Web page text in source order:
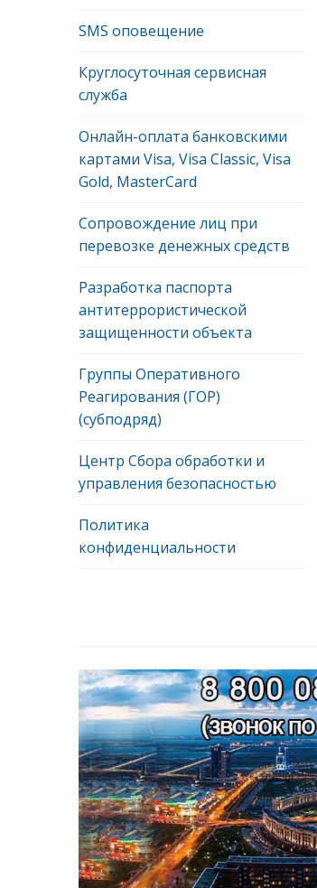
SMS оповещение
Круглосуточная сервисная
служба
Онлайн-оплата банковскими
картами Visa, Visa Classic, Visa
Gold, MasterCard
Сопровождение лиц при
перевозке денежных средств
Разработка паспорта
антитеррористической
защищенности объекта
Группы Оперативного
Реагирования (ГОР)
(субподряд)
Центр Сбора обработки и
управления безопасностью
Политика
конфиденциальности